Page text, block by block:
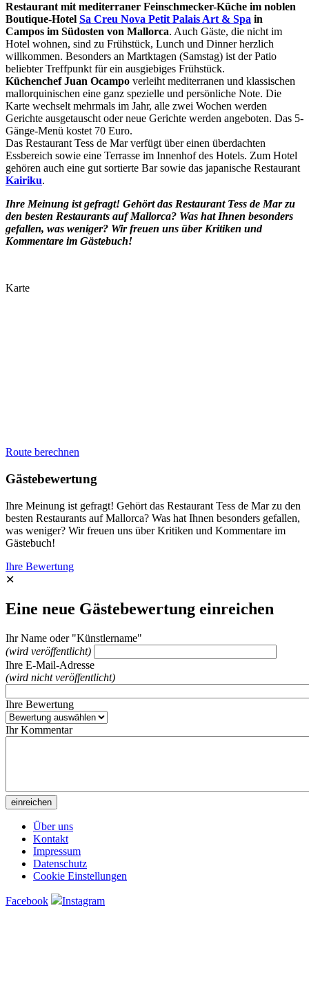
Restaurant mit mediterraner Feinschmecker-Küche im noblen
Boutique-Hotel Sa Creu Nova Petit Palais Art & Spa in
Campos im Südosten von Mallorca. Auch Gäste, die nicht im
Hotel wohnen, sind zu Frühstück, Lunch und Dinner herzlich
willkommen. Besonders an Martktagen (Samstag) ist der Patio
beliebter Treffpunkt für ein ausgiebiges Frühstück.
Küchenchef Juan Ocampo verleiht mediterranen und klassischen
mallorquinischen eine ganz spezielle und persönliche Note. Die
Karte wechselt mehrmals im Jahr, alle zwei Wochen werden
Gerichte ausgetauscht oder neue Gerichte werden angeboten. Das 5-
Gänge-Menü kostet 70 Euro.
Das Restaurant Tess de Mar verfügt über einen überdachten
Essbereich sowie eine Terrasse im Innenhof des Hotels. Zum Hotel
gehören auch eine gut sortierte Bar sowie das japanische Restaurant
Kairiku.
Ihre Meinung ist gefragt! Gehört das RestaurantTess de Marzu
den besten Restaurants auf Mallorca? Was hat Ihnen besonders
gefallen, was weniger? Wir freuen uns über Kritiken und
Kommentare im Gästebuch!
Karte
Route berechnen
Gästebewertung
Ihre Meinung ist gefragt! Gehört das Restaurant Tess de Mar zu den
besten Restaurants auf Mallorca? Was hat Ihnen besonders gefallen,
was weniger? Wir freuen uns über Kritiken und Kommentare im
Gästebuch!
Ihre Bewertung
✕
Eine neue Gästebewertung einreichen
Ihr Name oder "Künstlername"
(wird veröffentlicht)
Ihre E-Mail-Adresse
(wird nicht veröffentlicht)
Ihre Bewertung
Ihr Kommentar
Über uns
Kontakt
Impressum
Datenschutz
Cookie Einstellungen
Facebook Instagram